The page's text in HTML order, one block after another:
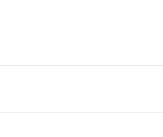
xuất hiện các dấu hiệu rõ